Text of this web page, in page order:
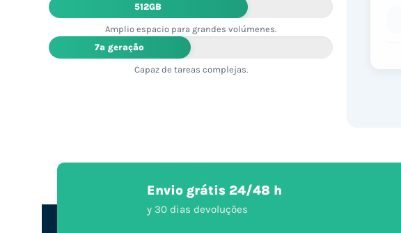
512GB
Amplio espacio para grandes volúmenes.
7ª geração
Capaz de tareas complejas.
Envio grátis 24/48 h
y 30 dias devoluções